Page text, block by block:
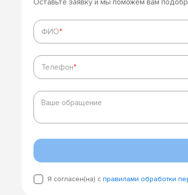
ФИО*
ФИО*
Телефон*
Телефон*
Ваше
обращение
Ваше обращение
Я согласен(на) с правилами обработки